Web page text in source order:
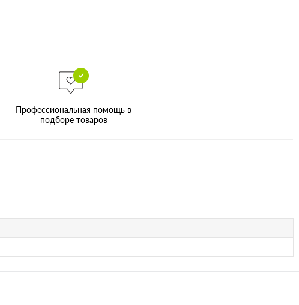
Профессиональная помощь в
подборе товаров